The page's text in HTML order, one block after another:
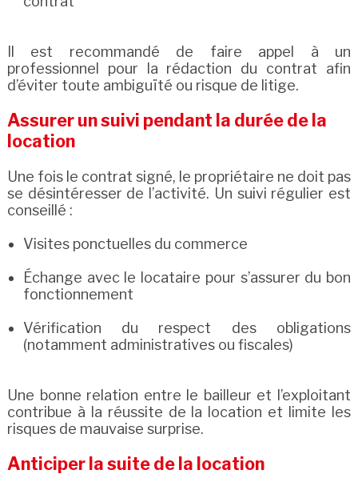
Il est recommandé de faire appel à un
professionnel pour la rédaction du contrat afin
d’éviter toute ambiguïté ou risque de litige.
Assurer un suivi pendant la durée de la
location
Une fois le contrat signé, le propriétaire ne doit pas
se désintéresser de l’activité. Un suivi régulier est
conseillé :
Visites ponctuelles du commerce
Échange avec le locataire pour s’assurer du bon
fonctionnement
Vérification du respect des obligations
(notamment administratives ou fiscales)
Une bonne relation entre le bailleur et l’exploitant
contribue à la réussite de la location et limite les
risques de mauvaise surprise.
Anticiper la suite de la location